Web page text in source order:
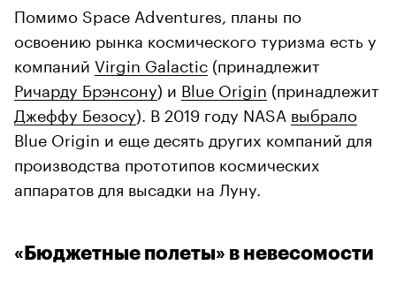
Помимо Space Adventures, планы по
освоению рынка космического туризма есть у
компаний Virgin Galactic (принадлежит
Ричарду Брэнсону) и Blue Origin (принадлежит
Джеффу Безосу). В 2019 году NASA выбрало
Blue Origin и еще десять других компаний для
производства прототипов космических
аппаратов для высадки на Луну.
«Бюджетные полеты» в невесомости